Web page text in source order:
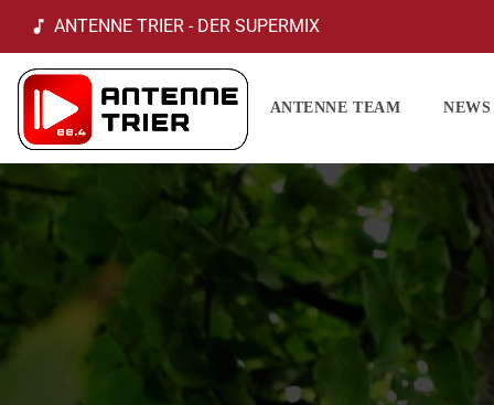
music_note ANTENNE TRIER - DER SUPERMIX
ANTENNE TEAM NEWS